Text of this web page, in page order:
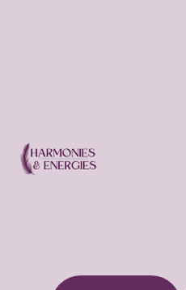
Blog
Home